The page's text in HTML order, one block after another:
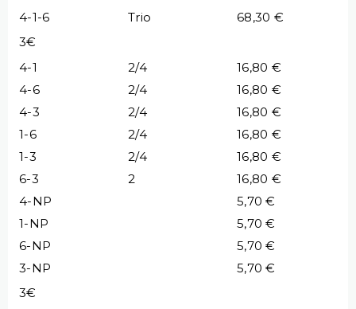
4-1-6
Trio
68,30 €
3€
4-1
2/4
16,80 €
4-6
2/4
16,80 €
4-3
2/4
16,80 €
1-6
2/4
16,80 €
1-3
2/4
16,80 €
6-3
2
16,80 €
4-NP
5,70 €
1-NP
5,70 €
6-NP
5,70 €
3-NP
5,70 €
3€